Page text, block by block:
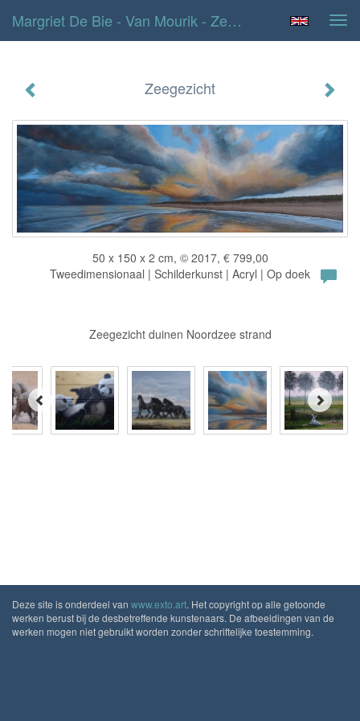
Margriet De Bie - Van Mourik - Zeegezicht
Zeegezicht
50 x 150 x 2 cm, © 2017, € 799,00
Tweedimensionaal | Schilderkunst | Acryl | Op doek
Zeegezicht duinen Noordzee strand
Deze site is onderdeel van www.exto.art. Het copyright op alle getoonde
werken berust bij de desbetreffende kunstenaars. De afbeeldingen van de
werken mogen niet gebruikt worden zonder schriftelijke toestemming.